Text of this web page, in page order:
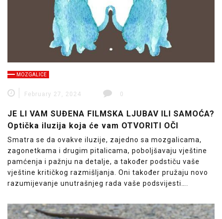
MOZGALICE
February 27, 2024 0
JE LI VAM SUĐENA FILMSKA LJUBAV ILI SAMOĆA?
Optička iluzija koja će vam OTVORITI OČI
Smatra se da ovakve iluzije, zajedno sa mozgalicama,
zagonetkama i drugim pitalicama, poboljšavaju vještine
pamćenja i pažnju na detalje, a također podstiču vaše
vještine kritičkog razmišljanja. Oni također pružaju novo
razumijevanje unutrašnjeg rada vaše podsvijesti….